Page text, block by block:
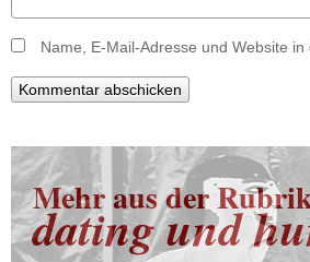
Name, E-Mail-Adresse und Website
Mehr aus der
dating und